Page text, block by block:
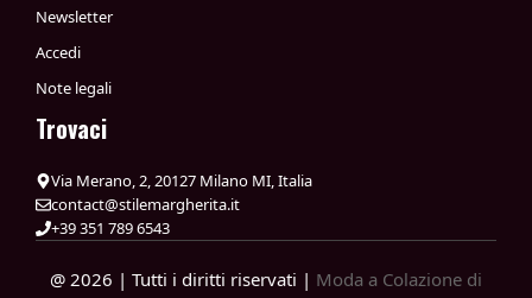
Newsletter
Accedi
Note legali
Trovaci
Via Merano, 2, 20127 Milano MI, Italia
contact@stilemargherita.it
+39 351 789 6543
@ 2026 | Tutti i diritti riservati | Moda a Colazione di